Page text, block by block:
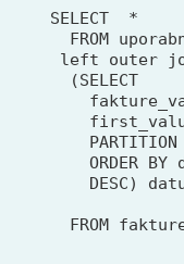
SELECT  *
FROM
left outer
  (SELECT
PARTITION
ORDER BY
DESC)